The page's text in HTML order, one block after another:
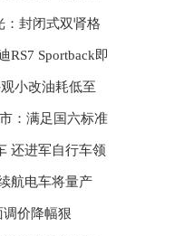
封闭式双肾格
RS7 Sportback即
小改油耗低至
：满足国六标准
还进军自行车领
航电车将量产
价降幅狠